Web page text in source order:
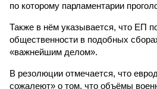
по которому парламентарии
Также в нём указывается, что ЕП
общественности в подобных
«важнейшим делом».
В резолюции отмечается, что
сожалеют» о том, что объёмы